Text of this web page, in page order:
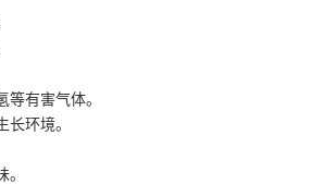
有害气体。
环境。